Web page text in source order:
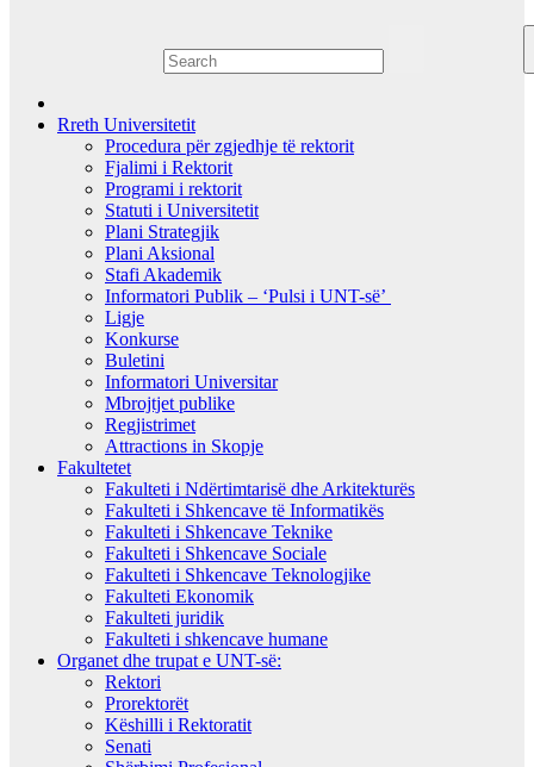
Rreth Universitetit
Procedura për zgjedhje të rektorit
Fjalimi i Rektorit
Programi i rektorit
Statuti i Universitetit
Plani Strategjik
Plani Aksional
Stafi Akademik
Informatori Publik – ‘Pulsi i UNT-së’
Ligje
Konkurse
Buletini
Informatori Universitar
Mbrojtjet publike
Regjistrimet
Attractions in Skopje
Fakultetet
Fakulteti i Ndërtimtarisë dhe Arkitekturës
Fakulteti i Shkencave të Informatikës
Fakulteti i Shkencave Teknike
Fakulteti i Shkencave Sociale
Fakulteti i Shkencave Teknologjike
Fakulteti Ekonomik
Fakulteti juridik
Fakulteti i shkencave humane
Organet dhe trupat e UNT-së:
Rektori
Prorektorët
Këshilli i Rektoratit
Senati